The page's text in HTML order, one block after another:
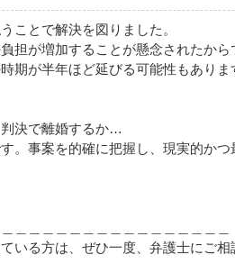
ことで解決を図りました。
担が増加することが懸念されたか
期が半年ほど延びる可能性もあり
決で離婚するか…
。事案を的確に把握し、現実的かつ
いる方は、ぜひ一度、弁護士にご相